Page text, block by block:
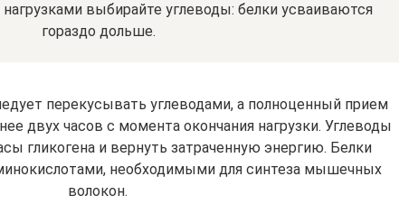
выбирайте углеводы: белки усваиваются
гораздо дольше.
перекусывать углеводами, а полноценный прием
двух часов с момента окончания нагрузки. Углеводы
гликогена и вернуть затраченную энергию. Белки
необходимыми для синтеза мышечных
волокон.